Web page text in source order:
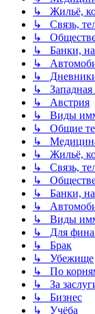
↳ Жильё,
↳ Связь,
↳
↳ Банки,
↳
↳
↳ Западная
↳ Австрия
↳ Виды
↳ Общие
↳
↳ Жильё,
↳ Связь,
↳
↳ Банки,
↳
↳ Виды
↳ Для
↳ Брак
↳ Убежище
↳ По
↳ За
↳ Бизнес
↳ Учёба